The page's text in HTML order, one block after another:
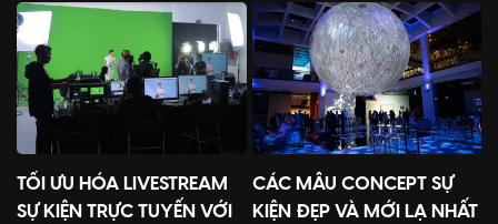
TỐI ƯU HÓA LIVESTREAM
SỰ KIỆN TRỰC TUYẾN VỚI
CÁC MẪU CONCEPT SỰ
KIỆN ĐẸP VÀ MỚI LẠ NHẤT